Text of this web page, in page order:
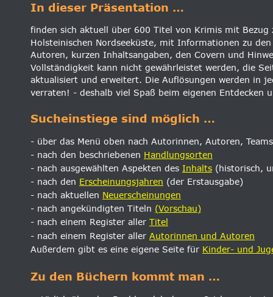
In dieser Präsentation …
finden sich aktuell über 600 Titel von Krimis mit Bezug
Holsteinischen Nordseeküste, mit Informationen zu
Autoren, kurzen Inhaltsangaben, den Covern und
Vollständigkeit kann nicht gewährleistet werden, die
aktualisiert und erweitert. Die Auflösungen werden in
verraten! - deshalb viel Spaß beim eigenen Entdecken
Sucheinstiege sind möglich …
- über das Menü oben nach Autorinnen, Autoren,
- nach den beschriebenen Handlungsorten
- nach ausgewählten Aspekten des Inhalts (historisch,
- nach den Erscheinungsjahren (der Erstausgabe)
- nach aktuellen Neuerscheinungen
- nach angekündigten Titeln (Vorschau)
- nach einem Register aller Titel
- nach einem Register aller Autorinnen und Autoren
Außerdem gibt es eine eigene Seite für Kinder- und
Zu den Büchern kommt man …